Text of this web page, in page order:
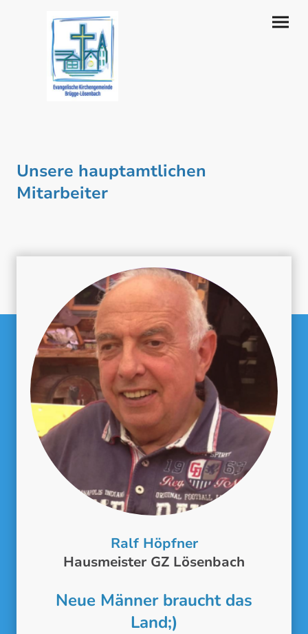
Unsere hauptamtlichen
Mitarbeiter
Ralf Höpfner
Hausmeister GZ Lösenbach
Neue Männer braucht das
Land;)